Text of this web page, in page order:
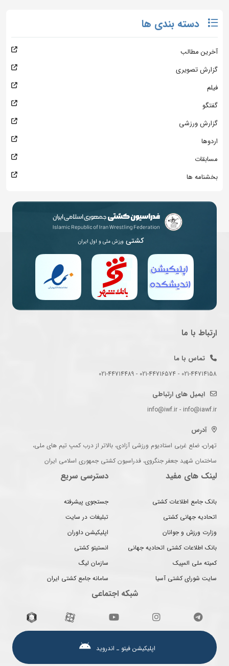
دسته بندی ها
آخرین مطالب
گزارش تصویری
فیلم
گفتگو
گزارش ورزشی
اردوها
مسابقات
بخشنامه ها
کشتی ورزش ملی و اول ایران
ارتباط با ما
تماس با ما
021-44714158 - 021-44716574 - 021-44714489
ایمیل های ارتباطی
info@iwf.ir - info@iawf.ir
آدرس
تهران، ضلع غربی استادیوم ورزشی آزادی، بالاتر از درب کمپ تیم های ملی،
ساختمان شهید جعفر جنگروی، فدراسیون کشتی جمهوری اسلامی ایران
لینک های مفید
بانک جامع اطلاعات کشتی
اتحادیه جهانی کشتی
وزارت ورزش و جوانان
بانک اطلاعات کشتی اتحادیه جهانی
کمیته ملی المپیک
سایت شورای کشتی آسیا
دسترسی سریع
جستجوی پیشرفته
تبلیغات در سایت
اپلیکیشن داوران
انستیتو کشتی
سازمان لیگ
سامانه جامع کشتی ایران
شبکه اجتماعی
اپلیکیشن فیتو ـ اندروید